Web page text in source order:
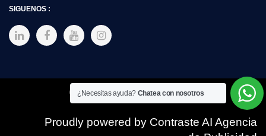
SIGUENOS :
Copyright © 2025 SIMEX
Proudly powered by Contraste AI Agencia
¿Necesitas ayuda? Chatea con nosotros